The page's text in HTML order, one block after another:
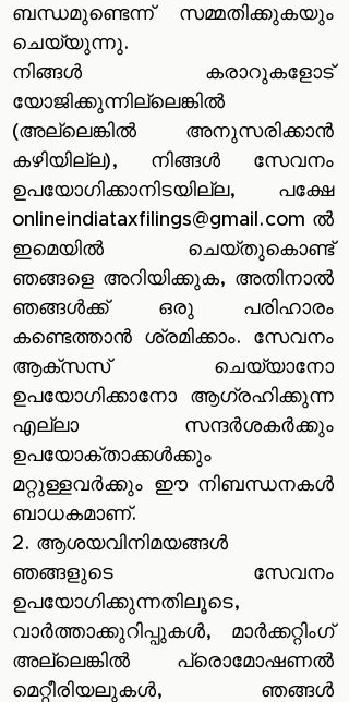
ബന്ധമുണ്ടെന്ന് സമ്മതിക്കുകയും
ചെയ്യുന്നു.
നിങ്ങൾ കരാറുകളോട്
യോജിക്കുന്നില്ലെങ്കിൽ
(അല്ലെങ്കിൽ അനുസരിക്കാൻ
കഴിയില്ല), നിങ്ങൾ സേവനം
ഉപയോഗിക്കാനിടയില്ല, പക്ഷേ
onlineindiataxfilings@gmail.com ൽ
ഇമെയിൽ ചെയ്തുകൊണ്ട്
ഞങ്ങളെ അറിയിക്കുക, അതിനാൽ
ഞങ്ങൾക്ക് ഒരു പരിഹാരം
കണ്ടെത്താൻ ശ്രമിക്കാം. സേവനം
ആക്‌സസ് ചെയ്യാനോ
ഉപയോഗിക്കാനോ ആഗ്രഹിക്കുന്ന
എല്ലാ സന്ദർശകർക്കും
ഉപയോക്താക്കൾക്കും
മറ്റുള്ളവർക്കും ഈ നിബന്ധനകൾ
ബാധകമാണ്.
2. ആശയവിനിമയങ്ങൾ
ഞങ്ങളുടെ സേവനം
ഉപയോഗിക്കുന്നതിലൂടെ,
വാർത്താക്കുറിപ്പുകൾ, മാർക്കറ്റിംഗ്
അല്ലെങ്കിൽ പ്രൊമോഷണൽ
മെറ്റീരിയലുകൾ, ഞങ്ങൾ